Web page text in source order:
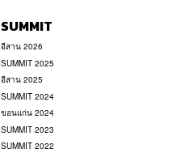
SUMMIT
อีสาน 2026
SUMMIT 2025
อีสาน 2025
SUMMIT 2024
ขอนแก่น 2024
SUMMIT 2023
SUMMIT 2022